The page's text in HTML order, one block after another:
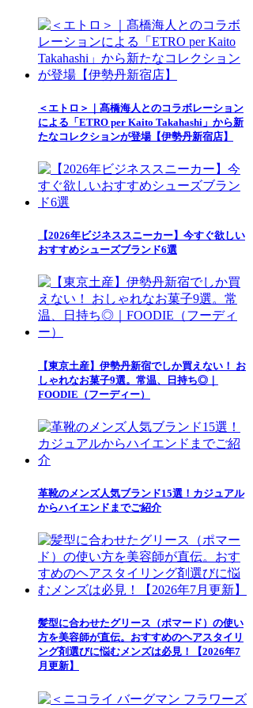
＜エトロ＞｜髙橋海人とのコラボレーション
による「ETRO per Kaito Takahashi」から新
たなコレクションが登場【伊勢丹新宿店】
【2026年ビジネススニーカー】今すぐ欲しい
おすすめシューズブランド6選
【東京土産】伊勢丹新宿でしか買えない！ お
しゃれなお菓子9選。常温、日持ち◎｜
FOODIE（フーディー）
革靴のメンズ人気ブランド15選！カジュアル
からハイエンドまでご紹介
髪型に合わせたグリース（ポマード）の使い
方を美容師が直伝。おすすめのヘアスタイリ
ング剤選びに悩むメンズは必見！【2026年7
月更新】